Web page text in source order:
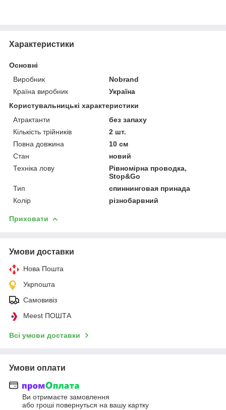
Характеристики
Основні
Виробник
Nobrand
Країна виробник
Україна
Користувальницькі характеристики
Атрактанти
без запаху
Кількість трійників
2 шт.
Повна довжина
10 см
Стан
новий
Техніка лову
Рівномірна проводка,
Stop&Go
Тип
спиннинговая принада
Колір
різнобарвний
Приховати
Умови доставки
Нова Пошта
Укрпошта
Самовивіз
Meest ПОШТА
Всі умови доставки
Умови оплати
Ви отримаєте замовлення
або гроші повернуться на вашу картку